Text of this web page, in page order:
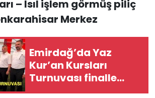
– Isıl işlem görmüş piliç
Merkez
Emirdağ’da Yaz
Kur’an Kursları
Turnuvası finalle
tamamlandı